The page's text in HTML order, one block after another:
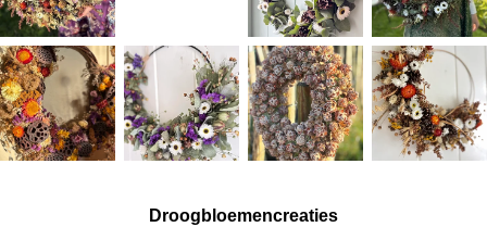
Droogbloemencreaties